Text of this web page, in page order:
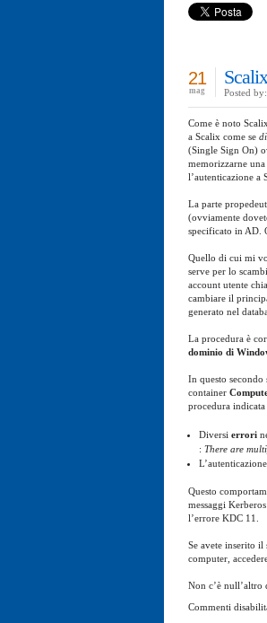
21
mag Posted
Come è noto
a Scalix come se
(Single Sign On)
memorizzarne
l’autenticazione a
La parte
(ovviamente
specificato in AD.
Quello di cui mi
serve per lo
account utente
cambiare il
generato nel
La procedura è
dominio di
In questo
container
procedura
Diversi errori
: There are
Questo
messaggi
l’errore KDC 11.
Se avete inserito
computer,
Non c’è null’altro
Commenti